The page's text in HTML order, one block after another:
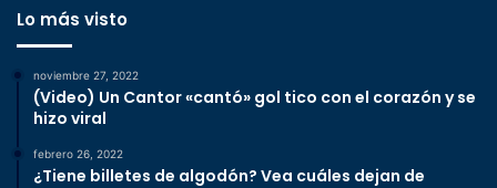
Lo más visto
noviembre 27, 2022
(Video) Un Cantor «cantó» gol tico con el corazón y se
hizo viral
febrero 26, 2022
¿Tiene billetes de algodón? Vea cuáles dejan de